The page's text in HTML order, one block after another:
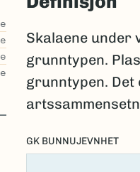
Skalaene under
grunntypen.
grunntypen.
GK BUNNUJEVNHET